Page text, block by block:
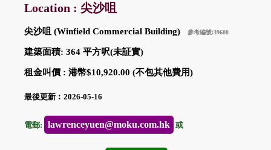
Location : 尖沙咀
尖沙咀 (Winfield Commercial Building) 參考編號:39608
建築面積: 364 平方呎(未証實)
租金叫價 : 港幣$10,920.00 (不包其他費用)
最後更新︰2026-05-16
電郵: lawrenceyuen@moku.com.hk 或